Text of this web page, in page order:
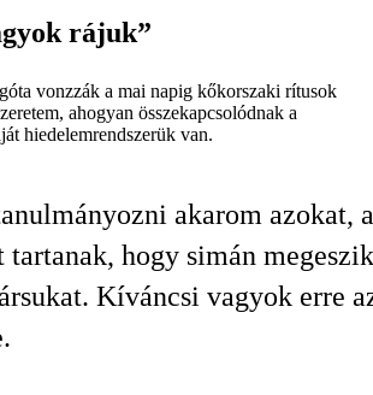
rájuk”
vonzzák a mai napig kőkorszaki rítusok
ahogyan összekapcsolódnak a
hiedelemrendszerük van.
akarom azokat,
tartanak, hogy simán
Kíváncsi vagyok erre